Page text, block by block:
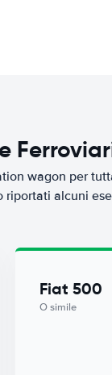
wagon per
riportati alcuni
Fiat 500
O simile